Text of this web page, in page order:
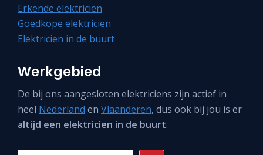
Erkende elektricien
Goedkope elektricien
Elektricien in de buurt
Werkgebied
De bij ons aangesloten elektriciens zijn actief in
heel Nederland en Vlaanderen, dus ook bij jou is er
altijd een elektricien in de buurt.